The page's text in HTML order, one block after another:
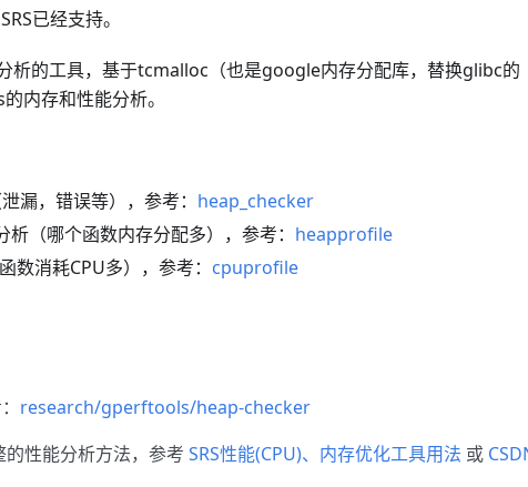
已经支持。
析的工具，基于tcmalloc（也是google内存分配库，替换glibc的
内存和性能分析。
，错误等），参考： heap_checker
（哪个函数内存分配多），参考： heapprofile
消耗CPU多），参考： cpuprofile
research/gperftools/heap-checker
的性能分析方法，参考 SRS性能(CPU)、内存优化工具用法 或